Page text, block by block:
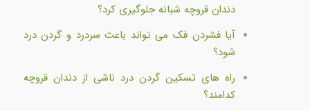
دندان قروچه شبانه جلوگیری کرد؟
آیا فشردن فک می تواند باعث سردرد و گردن درد
شود؟
راه های تسکین گردن درد ناشی از دندان قروچه
کدامند؟